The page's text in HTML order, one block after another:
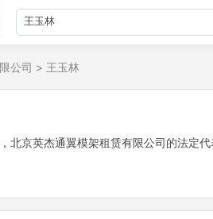
公司 > 王玉林
北京英杰通翼模架租赁有限公司的法定代